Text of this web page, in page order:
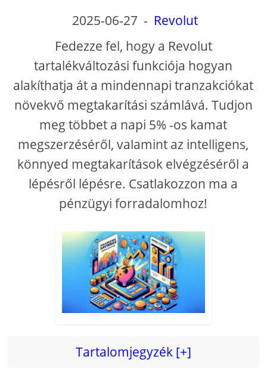
2025-06-27 - Revolut
Fedezze fel, hogy a Revolut
tartalékváltozási funkciója hogyan
alakíthatja át a mindennapi tranzakciókat
növekvő megtakarítási számlává. Tudjon
meg többet a napi 5% -os kamat
megszerzéséről, valamint az intelligens,
könnyed megtakarítások elvégzéséről a
lépésről lépésre. Csatlakozzon ma a
pénzügyi forradalomhoz!
Tartalomjegyzék [+]